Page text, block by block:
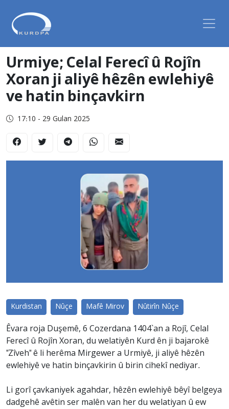
Urmiye; Celal Ferecî û Rojîn
Xoran ji aliyê hêzên ewlehiyê
ve hatin binçavkirn
17:10 - 29 Gulan 2025
Kurdistan Nûçe Mafê Mirov Nûtirîn Nûçe
Êvara roja Duşemê, 6 Cozerdana 1404`an a Rojî, Celal
Ferecî û Rojîn Xoran, du welatiyên Kurd ên ji bajarokê
"Zîveh" ê li herêma Mirgewer a Urmiyê, ji aliyê hêzên
ewlehiyê ve hatin binçavkirin û birin cihekî nediyar.
Li gorî çavkaniyek agahdar, hêzên ewlehiyê bêyî belgeya
dadgehê avêtin ser malên van her du welatiyan û ew